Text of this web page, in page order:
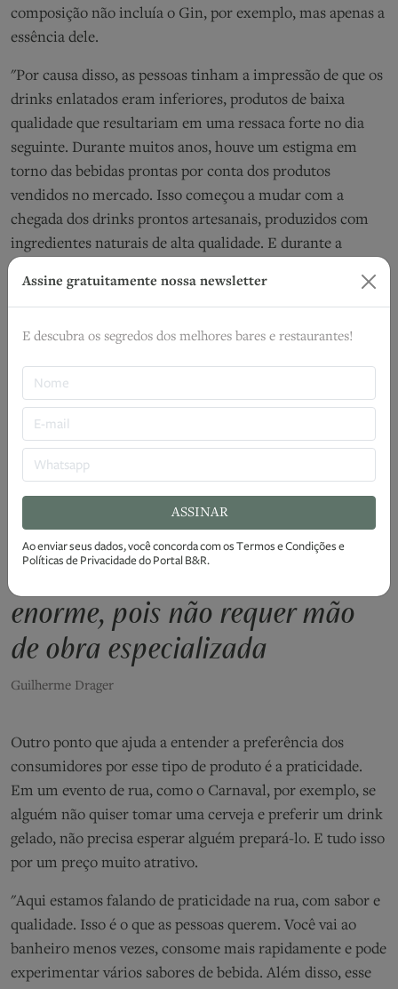
composição não incluía o Gin, por exemplo, mas apenas a
essência dele.
"Por causa disso, as pessoas tinham a impressão de que os
drinks enlatados eram inferiores, produtos de baixa
qualidade que resultariam em uma ressaca forte no dia
seguinte. Durante muitos anos, houve um estigma em
torno das bebidas prontas por conta dos produtos
vendidos no mercado. Isso começou a mudar com a
chegada dos drinks prontos artesanais, produzidos com
ingredientes naturais de alta qualidade. E durante a
versões de bebidas e, consequentemente, a consumi-las
No bar, o cliente pode receber a
bebida em lata, com copo, gelo
e uma fruta, e está pronto.
Dependendo do local, o cliente
pode se satisfazer apenas com
a lata. É uma praticidade
enorme, pois não requer mão
de obra especializada
Guilherme Drager
Outro ponto que ajuda a entender a preferência dos
consumidores por esse tipo de produto é a praticidade.
Em um evento de rua, como o Carnaval, por exemplo, se
alguém não quiser tomar uma cerveja e preferir um drink
gelado, não precisa esperar alguém prepará-lo. E tudo isso
por um preço muito atrativo.
"Aqui estamos falando de praticidade na rua, com sabor e
qualidade. Isso é o que as pessoas querem. Você vai ao
banheiro menos vezes, consome mais rapidamente e pode
experimentar vários sabores de bebida. Além disso, esse
Assine gratuitamente nossa newsletter
E descubra os segredos dos melhores bares e restaurantes!
ASSINAR
Ao enviar seus dados, você concorda com osTermos e Condiçõese
Políticas de Privacidadedo Portal B&R.